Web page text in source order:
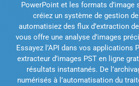
PowerPoint et les formats d’image
créiez un système de gestion
automatisiez des flux d’extraction
vous offre une analyse d’images
Essayez l’API dans vos applications
extracteur d’images PST en ligne
résultats instantanés. De
numérisés à l’automatisation du